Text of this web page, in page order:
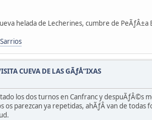
helada de Lecherines, cumbre de
CUEVA DE LAS GÃƒÅ“IXAS
los dos turnos en Canfranc y despuÃƒÂ©s
os parezcan ya repetidas, ahÃƒÂ­ van de